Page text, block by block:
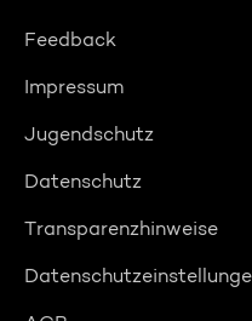
Feedback
Impressum
Jugendschutz
Datenschutz
Transparenzhinweise